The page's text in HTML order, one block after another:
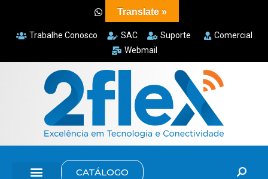
Trabalhe Conosco SAC Suporte
Comercial
Webmail
CATÁLOGO
Translate »